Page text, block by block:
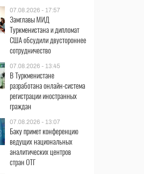
07.08.2026 - 17:57
Замглавы МИД
Туркменистана и дипломат
США обсудили двустороннее
сотрудничество
07.08.2026 - 13:45
В Туркменистане
разработана онлайн-система
регистрации иностранных
граждан
07.08.2026 - 13:07
Баку примет конференцию
ведущих национальных
аналитических центров
стран ОТГ